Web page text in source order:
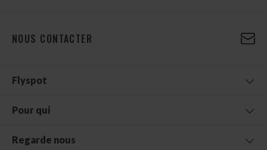
NOUS CONTACTER
Flyspot
Pour qui
Regarde nous